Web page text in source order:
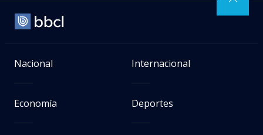
Nacional Internacional
Economía Deportes